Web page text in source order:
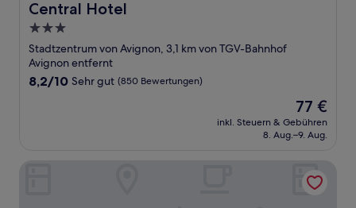
Central Hotel
Central Hotel
3.0-
Sterne-
Unterkunft
Stadtzentrum von Avignon, 3,1 km von TGV-Bahnhof
Avignon entfernt
8.2
Bewertungen)
8,2/10 Sehr gut (850 Bewertungen)
Der
Preis
beträgt
77 €
inkl. Steuern & Gebühren
8. Aug.–9. Aug.